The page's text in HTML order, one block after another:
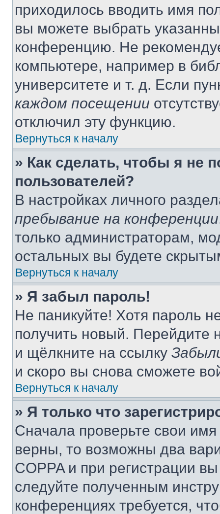
приходилось вводить имя
вы можете выбрать
конференцию. Не
компьютере, например в
университете и т. д. Если
каждом посещении
отключил эту функцию.
Вернуться к началу
» Как сделать, чтобы я не
пользователей?
В настройках личного
пребывание на конференции
только администраторам,
остальных вы будете
Вернуться к началу
» Я забыл пароль!
Не паникуйте! Хотя пароль
получить новый. Перейдите
и щёлкните на ссылку
и скоро вы снова сможете
Вернуться к началу
» Я только что
Сначала проверьте свои
верны, то возможны два
COPPA и при регистрации
следуйте полученным
конференциях требуется,